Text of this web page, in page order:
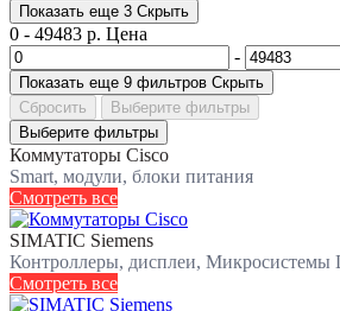
Показать еще 3 Скрыть
0 - 49483 р. Цена
-
Показать еще 9 фильтров Скрыть
Сбросить
Выберите фильтры
Выберите фильтры
Коммутаторы Cisco
Smart, модули, блоки питания
Смотреть все
SIMATIC Siemens
Контроллеры, дисплеи, Микросистемы
Смотреть все